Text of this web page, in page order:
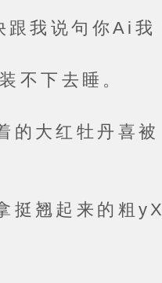
我说句你Ai我
下去睡。
大红牡丹喜被
翘起来的粗yX